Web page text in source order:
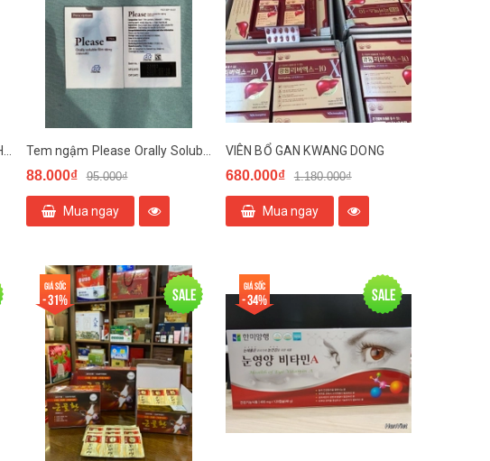
88.000₫ 95.000₫
Mua ngay
VIÊN BỔ GAN KWANG DONG
680.000₫ 1.180.000₫
Mua ngay
Sale
Giá sốc
- 31% Sale
Giá sốc
- 34%